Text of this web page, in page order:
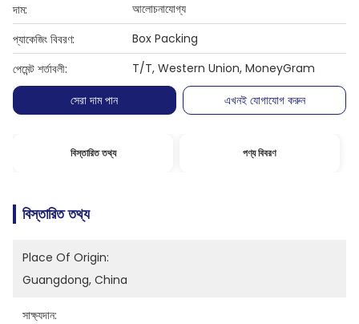
দাম:
আলোচনাযোগ্য
প্যাকেজিং বিবরণ:
Box Packing
পেমেন্ট শর্তাবলী:
T/T, Western Union, MoneyGram
সেরা দাম পান
এখনই যোগাযোগ করুন
বিস্তারিত তথ্য পণ্য বিবরণ
বিস্তারিত তথ্য
Place Of Origin:
Guangdong, China
সাক্ষ্যদান: